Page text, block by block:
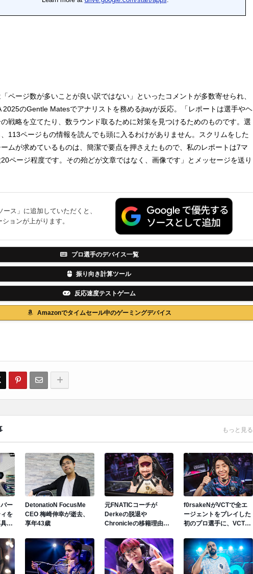
ページ数が多いことが良い訳ではない」といったコメントが多数寄せられ、
2025のGentle Matesでアナリストを務めるjtayが反応。「レポートは選手やヘ
戦略を立てたり、数ラウンド取るために対策を見つけるためのものです。選
113ページもの情報を読んでも頭に入るわけがありません。スクリムをした
ムが求めているものは、簡潔で要点を押さえたもので、私のレポートは7マ
ページ程度です。その殆どが文章ではなく、画像です」とメッセージを送り
ース」に追加していただくと、
ョンが上がります。
プロ選手のデバイス一覧
振り向き計算ツール
反応速度テストゲーム
Amazonでタイムセール中のゲーミングデバイス
もっと見る
ー
を
合
DetonatioN FocusMe
CEO 梅崎伸幸が逝去、
享年43歳
元FNATICコーチが
Derkeの脱退や
Chronicleの移籍理由を
金銭的理由ではない」
f0rsakeNがVCTで全エ
ージェントをプレイした
初のプロ選手に、VCT
Secret戦で遂にゲッコー
を解禁